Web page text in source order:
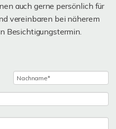
auch gerne persönlich für
vereinbaren bei näherem
Besichtigungstermin.